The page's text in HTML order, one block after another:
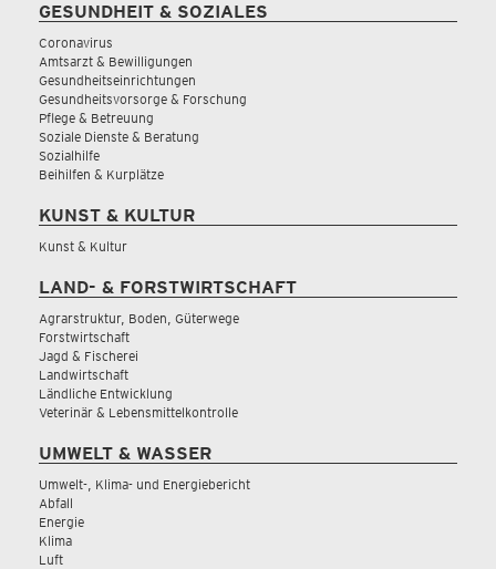
GESUNDHEIT & SOZIALES
Coronavirus
Amtsarzt & Bewilligungen
Gesundheitseinrichtungen
Gesundheitsvorsorge & Forschung
Pflege & Betreuung
Soziale Dienste & Beratung
Sozialhilfe
Beihilfen & Kurplätze
KUNST & KULTUR
Kunst & Kultur
LAND- & FORSTWIRTSCHAFT
Agrarstruktur, Boden, Güterwege
Forstwirtschaft
Jagd & Fischerei
Landwirtschaft
Ländliche Entwicklung
Veterinär & Lebensmittelkontrolle
UMWELT & WASSER
Umwelt-, Klima- und Energiebericht
Abfall
Energie
Klima
Luft